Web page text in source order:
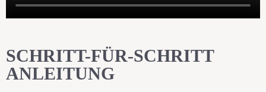
SCHRITT-FÜR-SCHRITT
ANLEITUNG